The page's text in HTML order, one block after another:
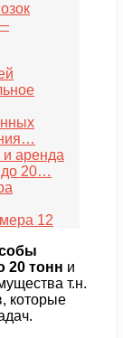
аренда
до 20…
12
20 тонн и
т.н.
которые